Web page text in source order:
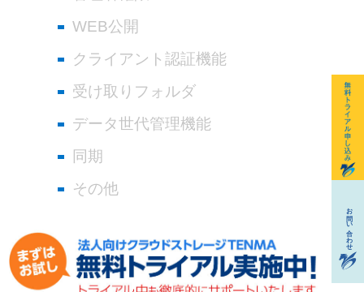
WEB公開
クライアント認証機能
受け取りフォルダ
データ世代管理機能
同期
その他